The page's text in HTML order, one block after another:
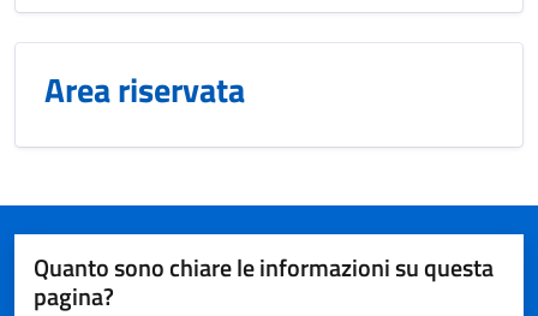
Area riservata
Quanto sono chiare le informazioni su questa
pagina?